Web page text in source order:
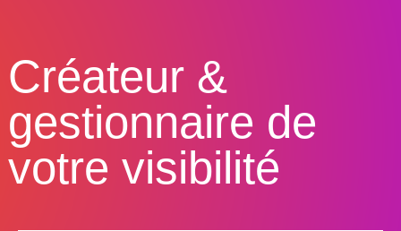
Créateur &
gestionnaire de
votre visibilité​